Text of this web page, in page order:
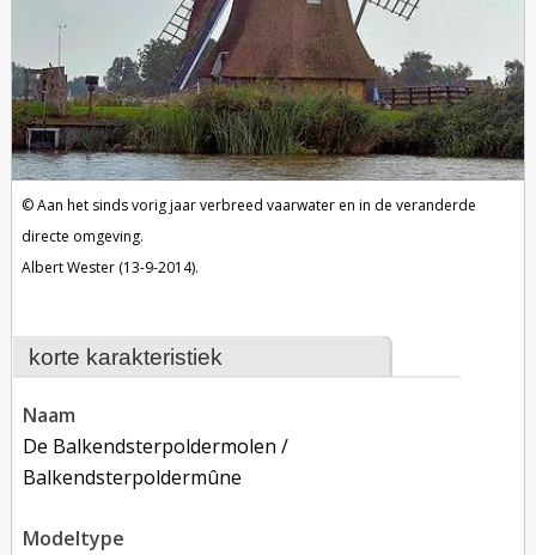
korte karakteristiek
naam
De Balkendsterpoldermolen /
Balkendsterpoldermûne
modeltype
Aan het sinds vorig jaar verbreed vaarwater en in de veranderde
directe omgeving.
Albert Wester (13-9-2014).